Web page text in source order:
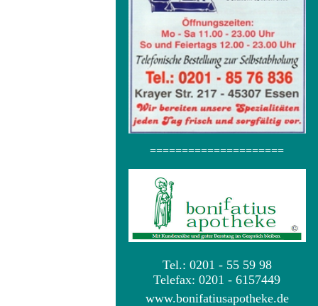
=====================
Tel.: 0201 - 55 59 98
Telefax: 0201 - 6157449
www.bonifatiusapotheke.de